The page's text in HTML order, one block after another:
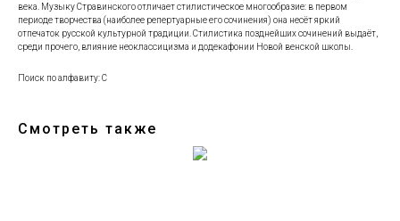
века. Музыку Стравинского отличает стилистическое многообразие: в первом
периоде творчества (наиболее репертуарные его сочинения) она несёт яркий
отпечаток русской культурной традиции. Стилистика позднейших сочинений выдаёт,
среди прочего, влияние неоклассицизма и додекафонии Новой венской школы.
Поиск по алфавиту: С
Смотреть также